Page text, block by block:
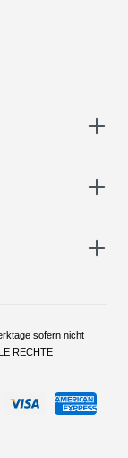
sofern nicht
RECHTE